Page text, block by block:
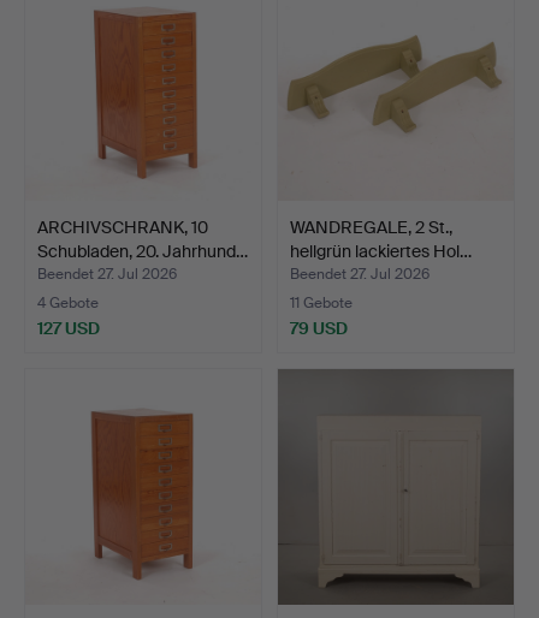
Kalmar
ARCHIVSCHRANK, 10
Schubladen, 20. Jahrhund…
Beendet 27. Jul 2026
4 Gebote
127 USD
WANDREGALE, 2 St.,
hellgrün lackiertes Hol…
Beendet 27. Jul 2026
11 Gebote
79 USD